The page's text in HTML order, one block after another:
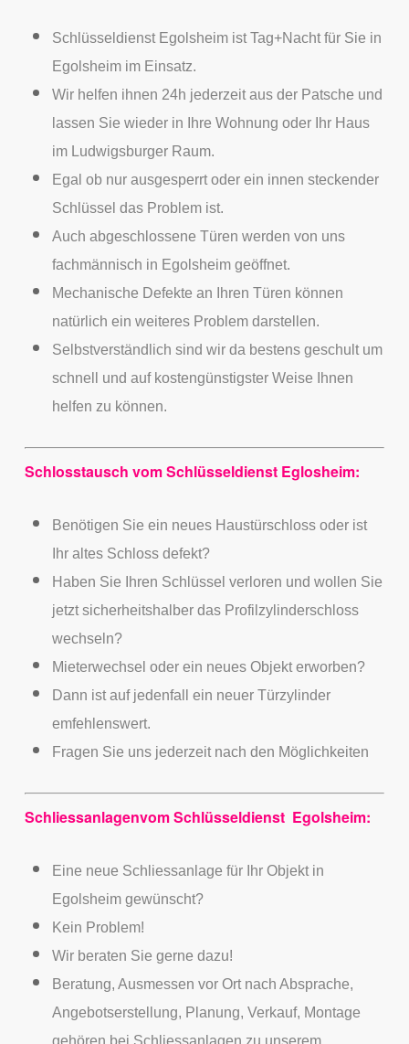
Schlüsseldienst Egolsheim ist Tag+Nacht für Sie in
Egolsheim im Einsatz.
Wir helfen ihnen 24h jederzeit aus der Patsche und
lassen Sie wieder in Ihre Wohnung oder Ihr Haus
im Ludwigsburger Raum.
Egal ob nur ausgesperrt oder ein innen steckender
Schlüssel das Problem ist.
Auch abgeschlossene Türen werden von uns
fachmännisch in Egolsheim geöffnet.
Mechanische Defekte an Ihren Türen können
natürlich ein weiteres Problem darstellen.
Selbstverständlich sind wir da bestens geschult um
schnell und auf kostengünstigster Weise Ihnen
helfen zu können.
Schlosstausch vom Schlüsseldienst Eglosheim:
Benötigen Sie ein neues Haustürschloss oder ist
Ihr altes Schloss defekt?
Haben Sie Ihren Schlüssel verloren und wollen Sie
jetzt sicherheitshalber das Profilzylinderschloss
wechseln?
Mieterwechsel oder ein neues Objekt erworben?
Dann ist auf jedenfall ein neuer Türzylinder
emfehlenswert.
Fragen Sie uns jederzeit nach den Möglichkeiten
Schliessanlagenvom Schlüsseldienst Egolsheim:
Eine neue Schliessanlage für Ihr Objekt in
Egolsheim gewünscht?
Kein Problem!
Wir beraten Sie gerne dazu!
Beratung, Ausmessen vor Ort nach Absprache,
Angebotserstellung, Planung, Verkauf, Montage
gehören bei Schliessanlagen zu unserem